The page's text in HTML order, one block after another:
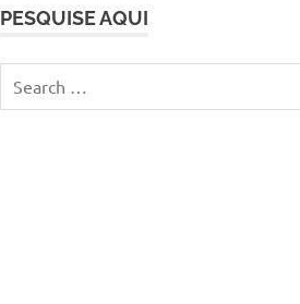
PESQUISE AQUI
for: